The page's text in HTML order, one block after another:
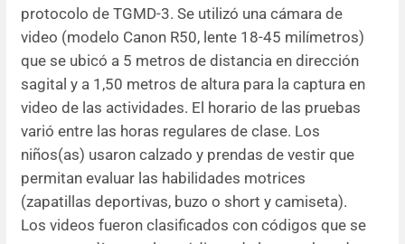
protocolo de TGMD-3. Se utilizó una cámara de
video (modelo Canon R50, lente 18-45 milímetros)
que se ubicó a 5 metros de distancia en dirección
sagital y a 1,50 metros de altura para la captura en
video de las actividades. El horario de las pruebas
varió entre las horas regulares de clase. Los
niños(as) usaron calzado y prendas de vestir que
permitan evaluar las habilidades motrices
(zapatillas deportivas, buzo o short y camiseta).
Los videos fueron clasificados con códigos que se